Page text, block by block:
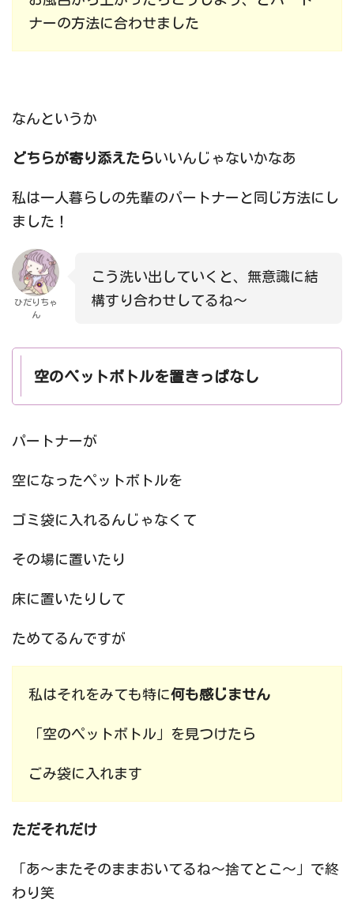
ナーの方法に合わせました
なんというか
どちらが寄り添えたらいいんじゃないかなあ
私は一人暮らしの先輩のパートナーと同じ方法にし
ました！
ひだりちゃ
ん
こう洗い出していくと、無意識に結
構すり合わせしてるね〜
空のペットボトルを置きっぱなし
パートナーが
空になったペットボトルを
ゴミ袋に入れるんじゃなくて
その場に置いたり
床に置いたりして
ためてるんですが
私はそれをみても特に何も感じません
「空のペットボトル」を見つけたら
ごみ袋に入れます
ただそれだけ
「あ〜またそのままおいてるね〜捨てとこ〜」で終
わり笑